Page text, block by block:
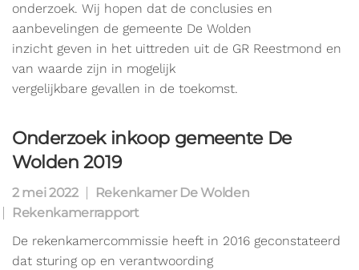
onderzoek. Wij hopen dat de conclusies en
aanbevelingen de gemeente De Wolden
inzicht geven in het uittreden uit de GR Reestmond en
van waarde zijn in mogelijk
vergelijkbare gevallen in de toekomst.
Onderzoek inkoop gemeente De
Wolden 2019
2 mei 2022
Rekenkamer De Wolden
Rekenkamerrapport
De rekenkamercommissie heeft in 2016 geconstateerd
dat sturing op en verantwoording